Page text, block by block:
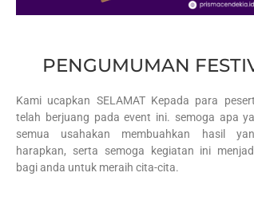
PENGUMUMAN
Kami ucapkan SELAMAT Kepada para
telah berjuang pada event ini. semoga apa
semua usahakan membuahkan hasil
harapkan, serta semoga kegiatan ini
bagi anda untuk meraih cita-cita.